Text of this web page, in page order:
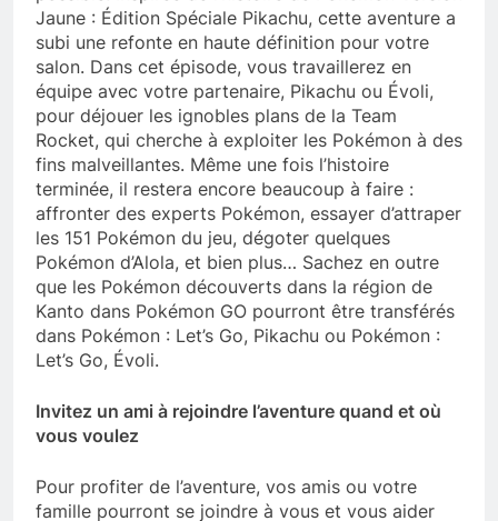
Jaune : Édition Spéciale Pikachu, cette aventure a
subi une refonte en haute définition pour votre
salon. Dans cet épisode, vous travaillerez en
équipe avec votre partenaire, Pikachu ou Évoli,
pour déjouer les ignobles plans de la Team
Rocket, qui cherche à exploiter les Pokémon à des
fins malveillantes. Même une fois l’histoire
terminée, il restera encore beaucoup à faire :
affronter des experts Pokémon, essayer d’attraper
les 151 Pokémon du jeu, dégoter quelques
Pokémon d’Alola, et bien plus… Sachez en outre
que les Pokémon découverts dans la région de
Kanto dans Pokémon GO pourront être transférés
dans Pokémon : Let’s Go, Pikachu ou Pokémon :
Let’s Go, Évoli.
Invitez un ami à rejoindre l’aventure quand et où
vous voulez
Pour profiter de l’aventure, vos amis ou votre
famille pourront se joindre à vous et vous aider